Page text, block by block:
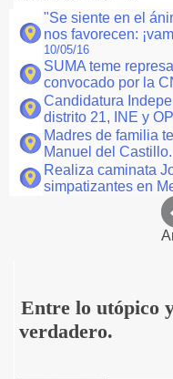
"Se siente en el
nos favorecen:
10/05/16
SUMA teme
convocado por la
Candidatura
distrito 21, INE y
Madres de familia
Manuel del Castillo.
Realiza caminata
simpatizantes en
Entre lo utópico
verdadero.